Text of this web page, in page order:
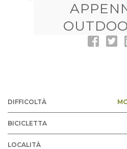
DIFFICOLTÀ
BICICLETTA
LOCALITÀ